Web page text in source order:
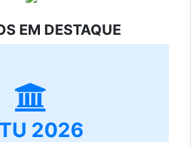
EM DESTAQUE
2026